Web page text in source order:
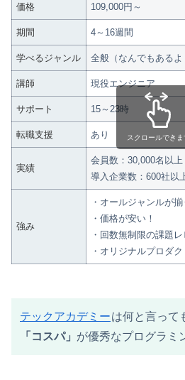
価格 109,000円～
期間 4～16週間
学べるジャンル 全般（なんでもあるよ
講師 現役エンジニア
サポート 15～23時
転職支援 あり
実績
会員数：30,000名以上
導入企業数：600社以
強み
・オールジャンルが
・価格が安い！
・回数無制限の課題
・オリジナルプロダ
スクロールできま
テックアカデミーは何と言って
「コスパ」 が優秀なプログラミ